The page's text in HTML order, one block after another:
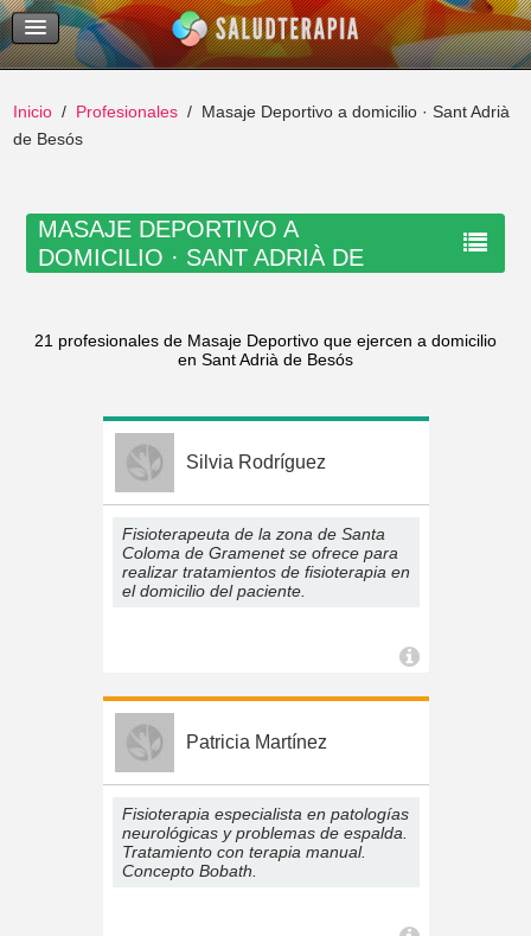
Temas Recientes
Buscar
Inicio Profesionales
Masaje Deportivo a domicilio · Sant Adrià
de Besós
MASAJE DEPORTIVO A
DOMICILIO · SANT ADRIÀ DE
21 profesionales de Masaje Deportivo que ejercen a domicilio
en Sant Adrià de Besós
Silvia Rodríguez
Fisioterapeuta de la zona de Santa
Coloma de Gramenet se ofrece para
realizar tratamientos de fisioterapia en
el domicilio del paciente.
Patricia Martínez
Fisioterapia especialista en patologías
neurológicas y problemas de espalda.
Tratamiento con terapia manual.
Concepto Bobath.